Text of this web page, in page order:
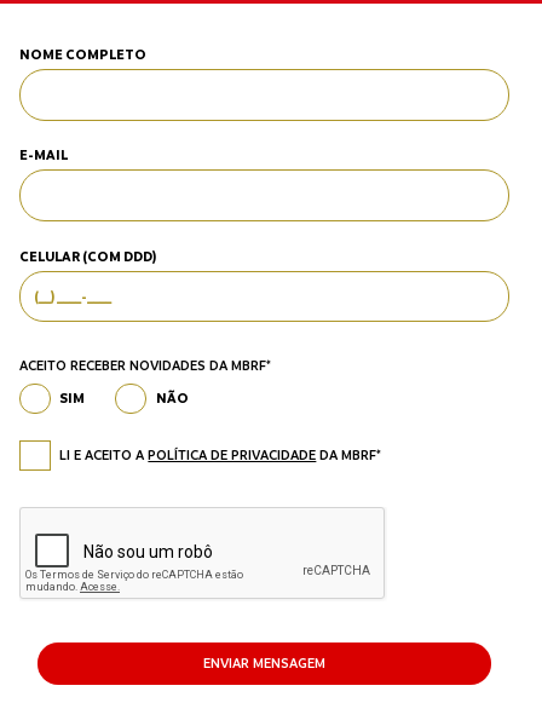
NOME COMPLETO
E-MAIL
CELULAR (COM DDD)
ACEITO RECEBER NOVIDADES DA MBRF*
SIM NÃO
LI E ACEITO APOLÍTICA DE PRIVACIDADE DA MBRF*
ENVIAR MENSAGEM